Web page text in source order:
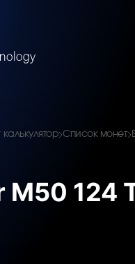
Список монет
M50 124